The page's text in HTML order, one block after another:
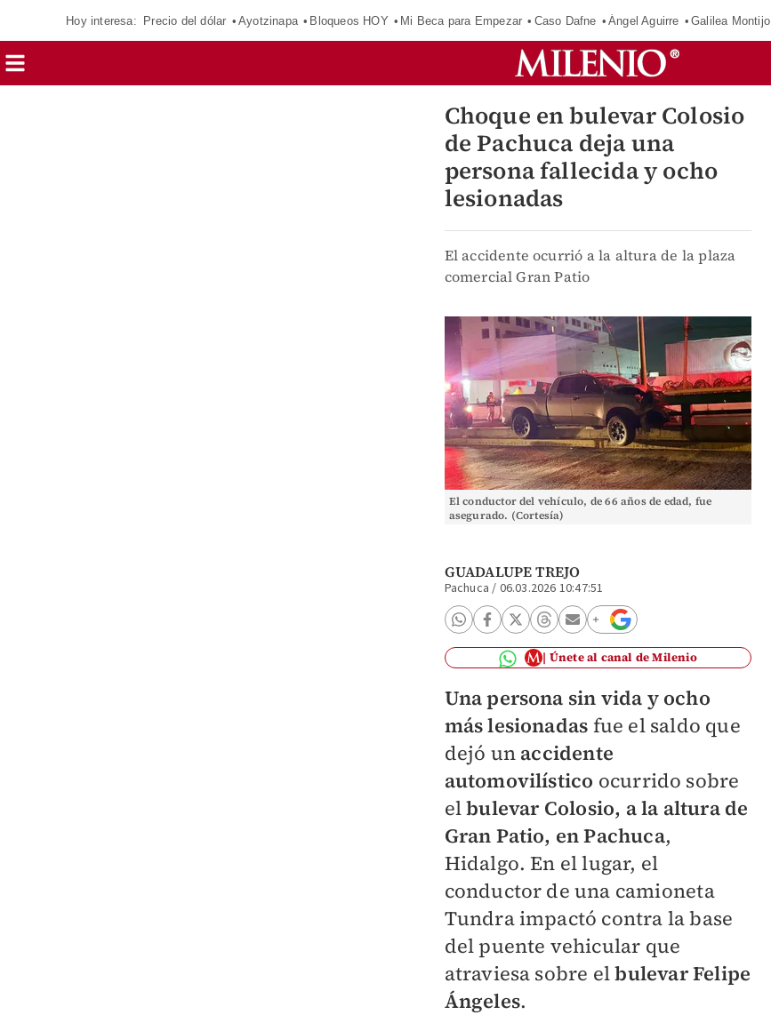
Hoy interesa: Precio del dólar Ayotzinapa Bloqueos HOY Mi Beca para Empezar Caso Dafne Ángel Aguirre Galilea Montijo
Choque en bulevar Colosio
de Pachuca deja una
persona fallecida y ocho
lesionadas
El accidente ocurrió a la altura de la plaza
comercial Gran Patio
El conductor del vehículo, de 66 años de edad, fue
asegurado. (Cortesía)
GUADALUPE TREJO
Pachuca / 06.03.2026 10:47:51
Únete al canal de Milenio
Una persona sin vida y ocho
más lesionadas fue el saldo que
dejó un accidente
automovilístico ocurrido sobre
elbulevar Colosio, a la altura de
Gran Patio, en Pachuca,
Hidalgo. En el lugar, el
conductor de una camioneta
Tundra impactó contra la base
del puente vehicular que
atraviesa sobre elbulevar Felipe
Ángeles.